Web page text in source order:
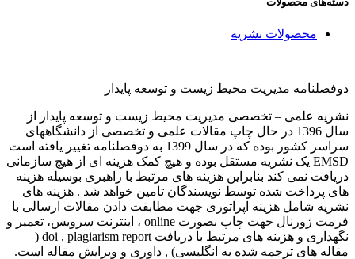
محصولات نشریه
دوفصلنامه مدیریت محیط زیست و توسعه پایدار
نشریه علمی – تخصصی مدیریت محیط زیست و توسعه پایدار از
سال 1396 در حال چاپ مقالات علمی و تخصصی از دانشگاههای
سراسر کشور بوده که در سال 1399 به دوفصلنامه تغییر یافته است
EMSD یک نشریه مستقل بوده و هیچ کمک هزینه ای از هیچ سازمانی
دریافت نمی کند بنابراین هزینه های مرتبط با راهبری بوسیله هزینه
های پرداخت شده توسط نویسندگان تامین خواهد شد . هزینه های
نشریه شامل هزینه اپراتوری جهت مطابقت دادن مقالات ارسالی با
فرمت ژورنال جهت چاپ بصورت online ، اینترنت سرویس، تعمیر و
نگهداری و هزینه های مرتبط با دریافت doi , plagiarism report (
مقاله های ترجمه شده به انگلیسی) , داوری و ویرایش مقاله است.